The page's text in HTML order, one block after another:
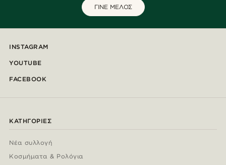
ΓΙΝΕ ΜΕΛΟΣ
INSTAGRAM
YOUTUBE
FACEBOOK
ΚΑΤΗΓΟΡΊΕΣ
Νέα συλλογή
Κοσμήματα & Ρολόγια